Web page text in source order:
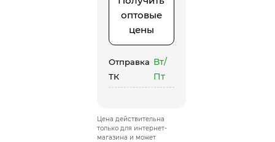
оптовые
цены
Отправка
ТК
Вт/
Пт
Цена действительна
только для интернет-
магазина и может